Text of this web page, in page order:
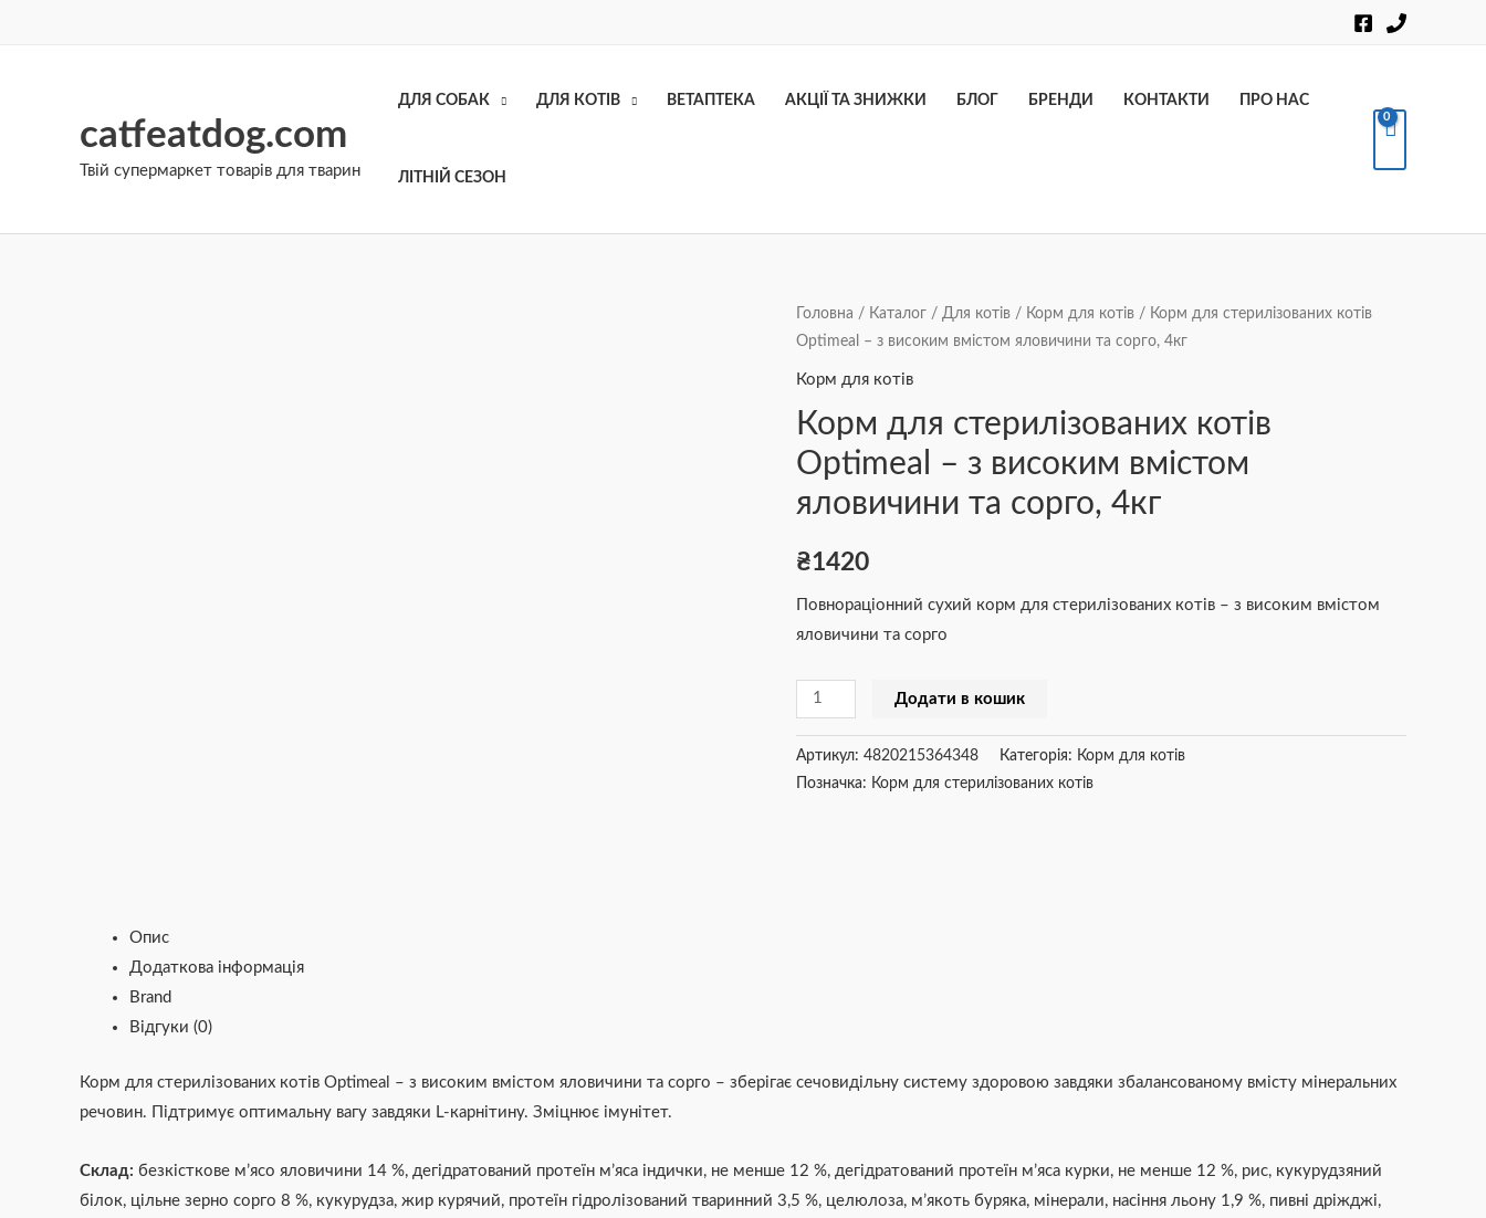
catfeatdog.com
Твій супермаркет товарів для тварин
ДЛЯ СОБАК ДЛЯ КОТІВ ВЕТАПТЕКА АКЦІЇ ТА ЗНИЖКИ БЛОГ БРЕНДИ КОНТАКТИ ПРО НАС
ЛІТНІЙ СЕЗОН
Головна / Каталог / Для котів / Корм для котів / Корм для стерилізованих котів
Optimeal – з високим вмістом яловичини та сорго, 4кг
Корм для котів
Корм для стерилізованих котів
Optimeal – з високим вмістом
яловичини та сорго, 4кг
₴1420
Повнораціонний сухий корм для стерилізованих котів – з високим вмістом
яловичини та сорго
Корм
для
стерилізованих
Optimeal
-
з
вмістом
та
сорго,
кількість
Додати в кошик
Артикул: 4820215364348 Категорія: Корм для котів
Позначка: Корм для стерилізованих котів
Опис
Додаткова інформація
Brand
Відгуки (0)
Корм для стерилізованих котів Optimeal – з високим вмістом яловичини та сорго – зберігає сечовидільну систему здоровою завдяки збалансованому вмісту мінеральних
речовин. Підтримує оптимальну вагу завдяки L-карнітину. Зміцнює імунітет.
Склад: безкісткове м’ясо яловичини 14 %, дегідратований протеїн м’яса індички, не менше 12 %, дегідратований протеїн м’яса курки, не менше 12 %, рис, кукурудзяний
білок, цільне зерно сорго 8 %, кукурудза, жир курячий, протеїн гідролізований тваринний 3,5 %, целюлоза, м’якоть буряка, мінерали, насіння льону 1,9 %, пивні дріжджі,